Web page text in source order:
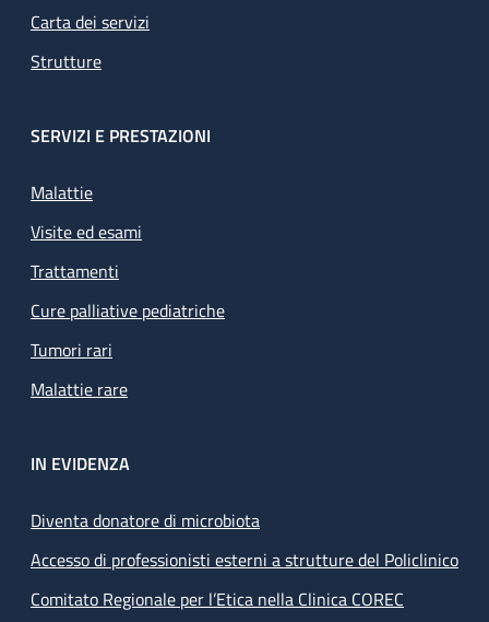
Carta dei servizi
Strutture
SERVIZI E PRESTAZIONI
Malattie
Visite ed esami
Trattamenti
Cure palliative pediatriche
Tumori rari
Malattie rare
IN EVIDENZA
Diventa donatore di microbiota
Accesso di professionisti esterni a strutture del Policlinico
Comitato Regionale per l’Etica nella Clinica COREC